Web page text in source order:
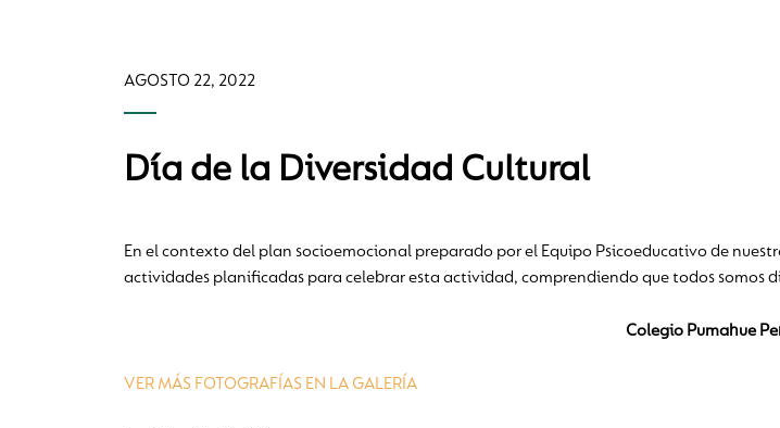
AGOSTO 22, 2022
Día de la Diversidad Cultural
En el contexto del plan socioemocional preparado por el Equipo Psicoeducativo de
actividades planificadas para celebrar esta actividad, comprendiendo que todos somos
Colegio Pumahue
VER MÁS FOTOGRAFÍAS EN LA GALERÍA